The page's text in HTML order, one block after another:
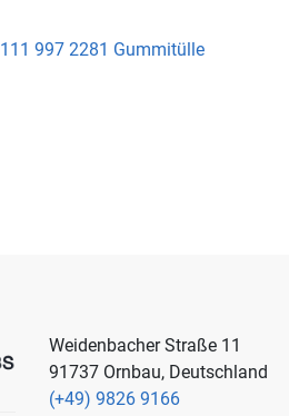
111 997 2281 Gummitülle
Weidenbacher Straße 11
91737 Ornbau, Deutschland
(+49) 9826 9166